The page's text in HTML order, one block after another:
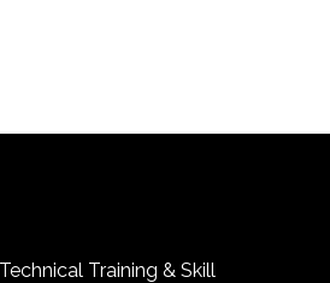
Training & Skill